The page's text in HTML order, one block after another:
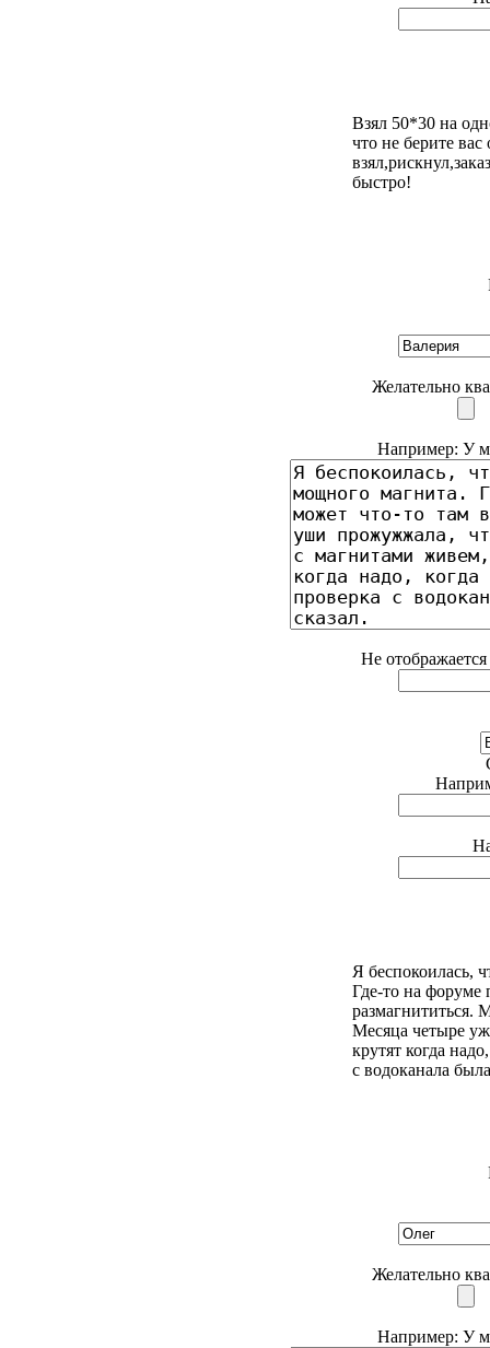
Взял 50*30 на
что не берите
быстро!
Желательно
Например: У
Не
Я беспокоилась,
Где-то на форуме
размагнититься.
Месяца четыре
крутят когда
с водоканала
Желательно
Например: У